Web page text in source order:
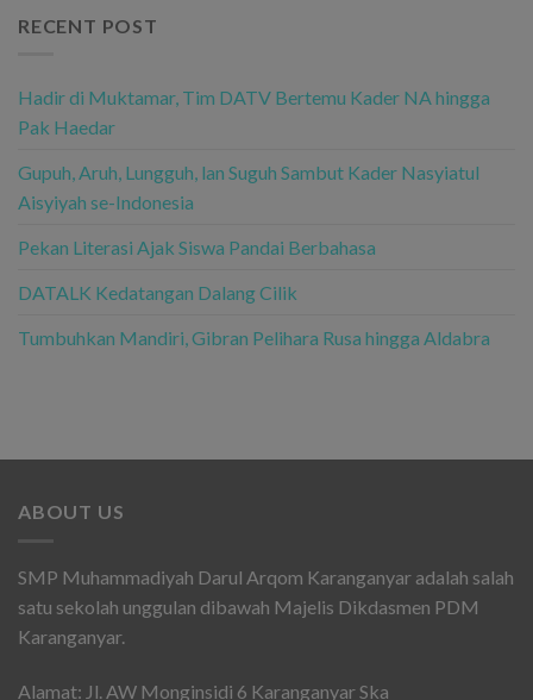
RECENT POST
Hadir di Muktamar, Tim DATV Bertemu Kader NA hingga
Pak Haedar
Gupuh, Aruh, Lungguh, lan Suguh Sambut Kader Nasyiatul
Aisyiyah se-Indonesia
Pekan Literasi Ajak Siswa Pandai Berbahasa
DATALK Kedatangan Dalang Cilik
Tumbuhkan Mandiri, Gibran Pelihara Rusa hingga Aldabra
ABOUT US
SMP Muhammadiyah Darul Arqom Karanganyar adalah salah
satu sekolah unggulan dibawah Majelis Dikdasmen PDM
Karanganyar.
Alamat: Jl. AW Monginsidi 6 Karanganyar Ska